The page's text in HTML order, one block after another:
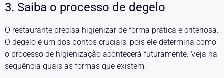
3. Saiba o processo de degelo
O restaurante precisa higienizar de forma prática e criteriosa.
O degelo é um dos pontos cruciais, pois ele determina como
o processo de higienização acontecerá futuramente. Veja na
sequência quais as formas que existem: